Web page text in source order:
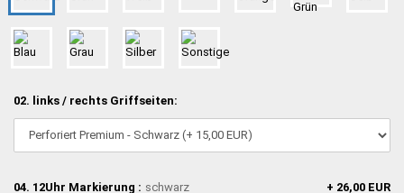
02. links / rechts Griffseiten:
04. 12Uhr Markierung : schwarz + 26,00 EUR